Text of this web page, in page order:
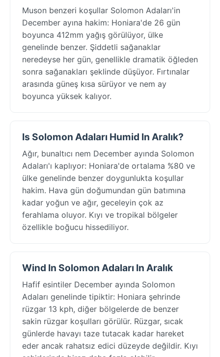
Muson benzeri koşullar Solomon Adaları'in
December ayına hakim: Honiara'de 26 gün
boyunca 412mm yağış görülüyor, ülke
genelinde benzer. Şiddetli sağanaklar
neredeyse her gün, genellikle dramatik öğleden
sonra sağanakları şeklinde düşüyor. Fırtınalar
arasında güneş kısa sürüyor ve nem ay
boyunca yüksek kalıyor.
Is Solomon Adaları Humid In Aralık?
Ağır, bunaltıcı nem December ayında Solomon
Adaları'ı kaplıyor: Honiara'de ortalama %80 ve
ülke genelinde benzer doygunlukta koşullar
hakim. Hava gün doğumundan gün batımına
kadar yoğun ve ağır, geceleyin çok az
ferahlama oluyor. Kıyı ve tropikal bölgeler
özellikle boğucu hissediliyor.
Wind In Solomon Adaları In Aralık
Hafif esintiler December ayında Solomon
Adaları genelinde tipiktir: Honiara şehrinde
rüzgar 13 kph, diğer bölgelerde de benzer
sakin rüzgar koşulları görülür. Rüzgar, sıcak
günlerde havayı taze tutacak kadar hareket
eder ancak rahatsız edici düzeyde değildir. Kıyı